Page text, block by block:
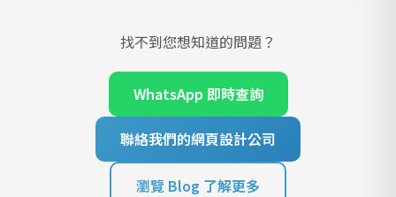
找不到您想知道的問題？
WhatsApp 即時查詢
聯絡我們的網頁設計公司
瀏覽 Blog 了解更多